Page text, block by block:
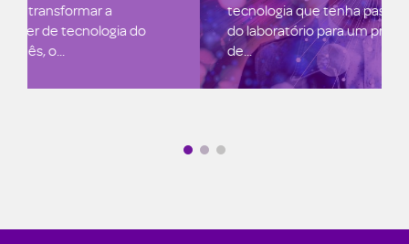
tecnologia que tenha passado tão rapidamente
do laboratório para um produto com milhares
de...